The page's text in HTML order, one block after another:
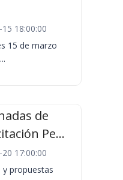
18:00:00
15 de marzo
de
Pe...
17:00:00
y propuestas